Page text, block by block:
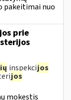
pakeitimai nuo
prie
inspekcijos
jos
mokestis